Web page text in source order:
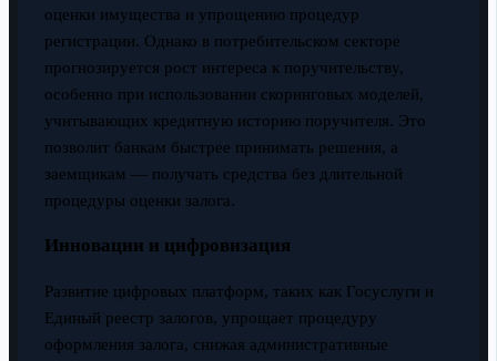
оценки имущества и упрощению процедур
регистрации. Однако в потребительском секторе
прогнозируется рост интереса к поручительству,
особенно при использовании скоринговых моделей,
учитывающих кредитную историю поручителя. Это
позволит банкам быстрее принимать решения, а
заемщикам — получать средства без длительной
процедуры оценки залога.
Инновации и цифровизация
Развитие цифровых платформ, таких как Госуслуги и
Единый реестр залогов, упрощает процедуру
оформления залога, снижая административные